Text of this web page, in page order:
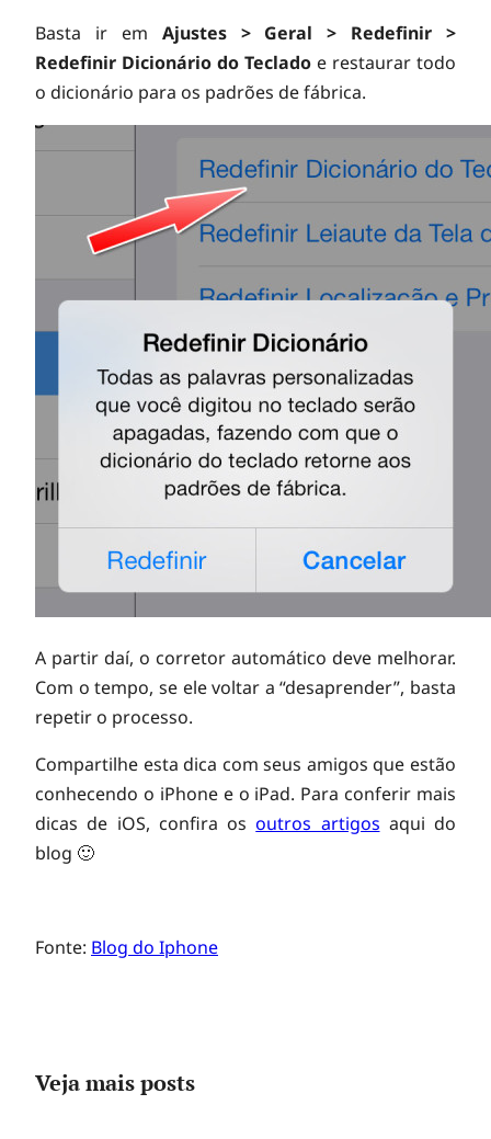
Basta ir em Ajustes > Geral > Redefinir >
Redefinir Dicionário do Teclado e restaurar todo
o dicionário para os padrões de fábrica.
A partir daí, o corretor automático deve melhorar.
Com o tempo, se ele voltar a “desaprender”, basta
repetir o processo.
Compartilhe esta dica com seus amigos que estão
conhecendo o iPhone e o iPad. Para conferir mais
dicas de iOS, confira osoutros artigos aqui do
blog 🙂
Fonte: Blog do Iphone
C
Veja mais posts